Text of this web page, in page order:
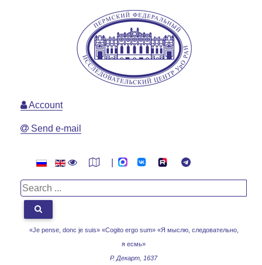
«Je pense, donc je suis» «Cogito ergo sum» «Я мыслю, следовательно,
я есмь»
Р. Декарт, 1637
Account
Send e-mail